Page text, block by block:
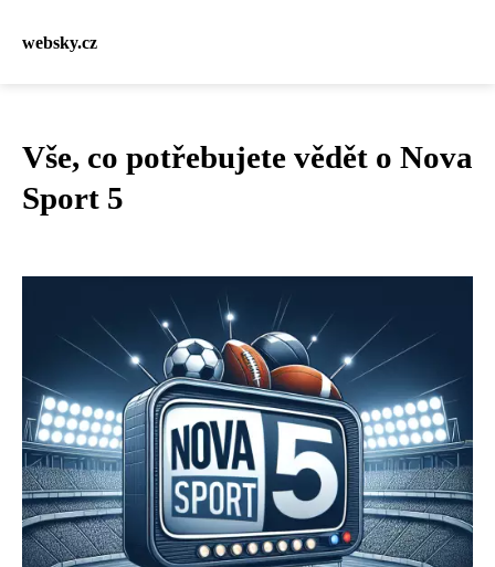
websky.cz
Vše, co potřebujete vědět o Nova
Sport 5